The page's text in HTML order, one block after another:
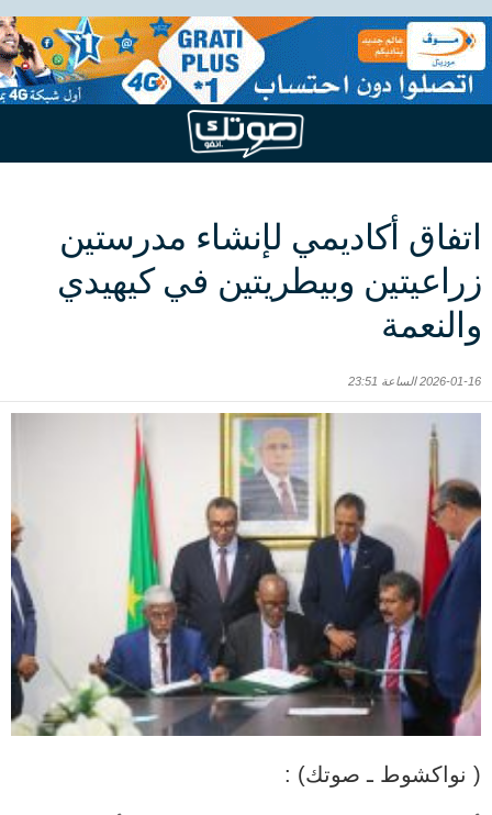
اتفاق أكاديمي لإنشاء مدرستين
زراعيتين وبيطريتين في كيهيدي
والنعمة
2026-01-16 الساعة 23:51
( نواكشوط ـ صوتك) :